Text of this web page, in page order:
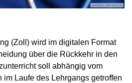
(Zoll) wird im digitalen Format
über die Rückkehr in den
soll abhängig vom
im Laufe des Lehrgangs getroffen